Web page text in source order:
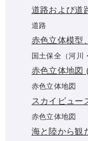
道路および道
道路
赤色立体模型
国土保全（河川
赤色立体地図
赤色立体地図
スカイビュー
赤色立体地図
海と陸から観